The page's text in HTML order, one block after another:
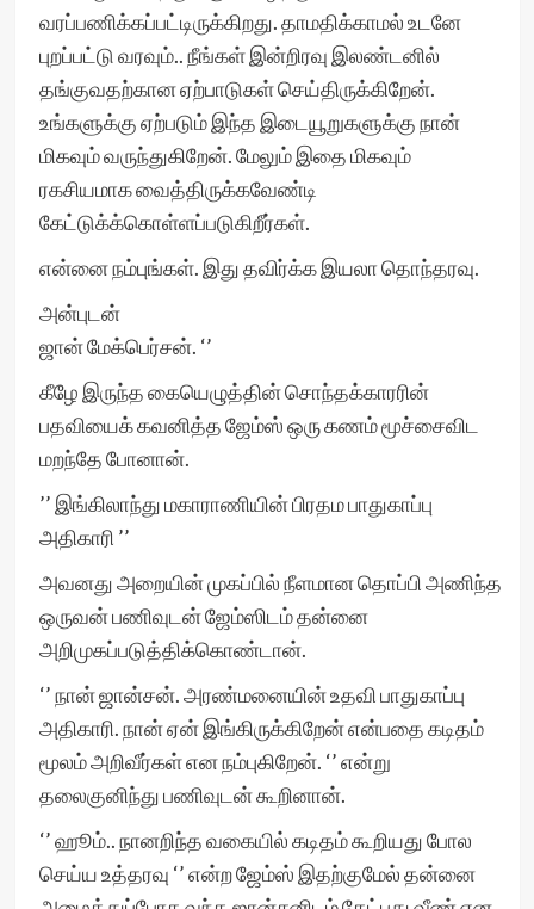
வரப்பணிக்கப்பட்டிருக்கிறது. தாமதிக்காமல் உடனே
புறப்பட்டு வரவும்.. நீங்கள் இன்றிரவு இலண்டனில்
தங்குவதற்கான ஏற்பாடுகள் செய்திருக்கிறேன்.
உங்களுக்கு ஏற்படும் இந்த இடையூறுகளுக்கு நான்
மிகவும் வருந்துகிறேன். மேலும் இதை மிகவும்
ரகசியமாக வைத்திருக்கவேண்டி
கேட்டுக்க்கொள்ளப்படுகிறீர்கள்.
என்னை நம்புங்கள். இது தவிர்க்க இயலா தொந்தரவு.
அன்புடன்
ஜான் மேக்பெர்சன். ‘’
கீழே இருந்த கையெழுத்தின் சொந்தக்காரரின்
பதவியைக் கவனித்த ஜேம்ஸ் ஒரு கணம் மூச்சைவிட
மறந்தே போனான்.
’’ இங்கிலாந்து மகாராணியின் பிரதம பாதுகாப்பு
அதிகாரி ’’
அவனது அறையின் முகப்பில் நீளமான தொப்பி அணிந்த
ஒருவன் பணிவுடன் ஜேம்ஸிடம் தன்னை
அறிமுகப்படுத்திக்கொண்டான்.
‘’ நான் ஜான்சன். அரண்மனையின் உதவி பாதுகாப்பு
அதிகாரி. நான் ஏன் இங்கிருக்கிறேன் என்பதை கடிதம்
மூலம் அறிவீர்கள் என நம்புகிறேன். ‘’ என்று
தலைகுனிந்து பணிவுடன் கூறினான்.
‘’ ஹூம்.. நானறிந்த வகையில் கடிதம் கூறியது போல
செய்ய உத்தரவு ‘’ என்ற ஜேம்ஸ் இதற்குமேல் தன்னை